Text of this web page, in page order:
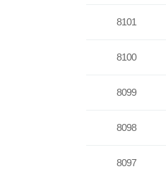
8101
8100
8099
8098
8097